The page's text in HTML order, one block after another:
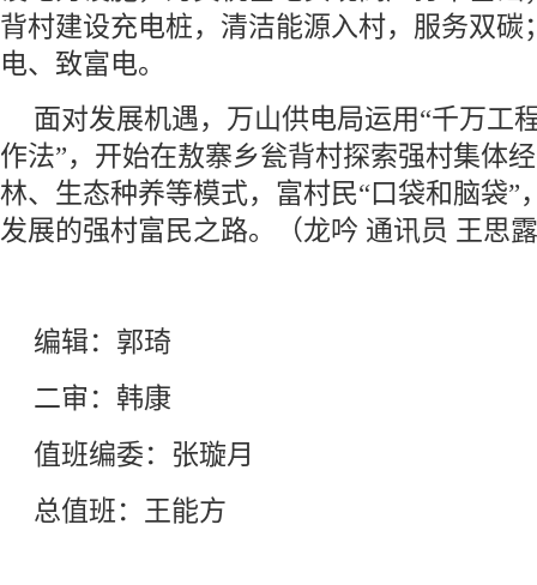
背村建设充电桩，清洁能源入村，服务双碳
电、致富电。
面对发展机遇，万山供电局运用“千万工
作法”，开始在敖寨乡瓮背村探索强村集体
林、生态种养等模式，富村民“口袋和脑袋”
发展的强村富民之路。（龙吟 通讯员 王思
编辑：郭琦
二审：韩康
值班编委：张璇月
总值班：王能方